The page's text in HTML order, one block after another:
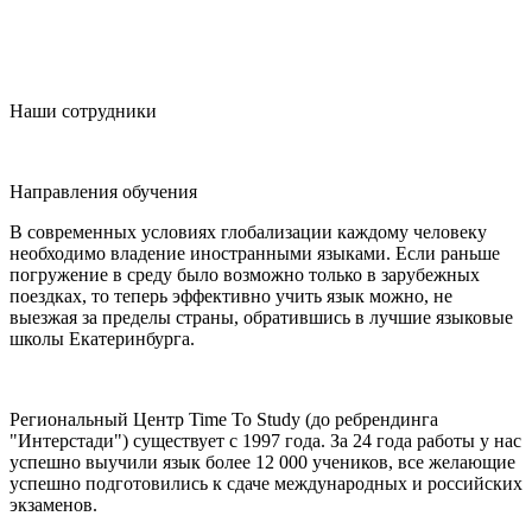
Наши сотрудники
Направления обучения
В современных условиях глобализации каждому человеку
необходимо владение иностранными языками. Если раньше
погружение в среду было возможно только в зарубежных
поездках, то теперь эффективно учить язык можно, не
выезжая за пределы страны, обратившись в лучшие языковые
школы Екатеринбурга.
Региональный Центр Time To Study (до ребрендинга
"Интерстади") существует с 1997 года. За 24 года работы у нас
успешно выучили язык более 12 000 учеников, все желающие
успешно подготовились к сдаче международных и российских
экзаменов.